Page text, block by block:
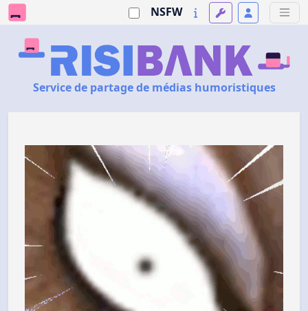
NSFW
Service de partage de médias humoristiques